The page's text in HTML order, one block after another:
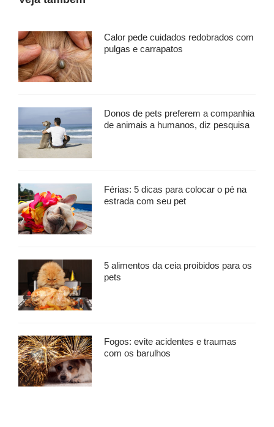
Calor pede cuidados redobrados com
pulgas e carrapatos
Donos de pets preferem a companhia
de animais a humanos, diz pesquisa
Férias: 5 dicas para colocar o pé na
estrada com seu pet
5 alimentos da ceia proibidos para os
pets
Fogos: evite acidentes e traumas
com os barulhos